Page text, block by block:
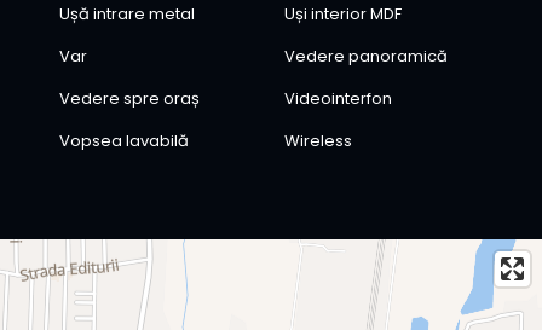
Ușă intrare metal
Uși interior MDF
Var
Vedere panoramică
Vedere spre oraș
Videointerfon
Vopsea lavabilă
Wireless